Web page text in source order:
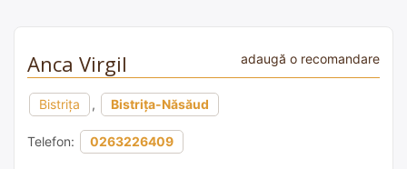
Anca Virgil adaugă o recomandare
Bistrița , Bistrița-Năsăud
Telefon: 0263226409